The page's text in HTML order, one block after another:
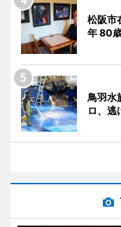
松阪市
年 80
鳥羽水
ロ、逃